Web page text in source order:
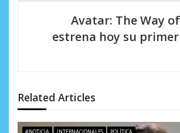
ó
n
Avatar: The Way
estrena hoy su
Related Articles